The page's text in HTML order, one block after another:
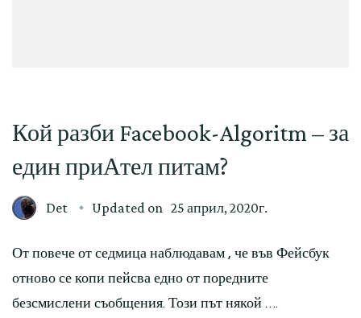
Кой разби Facebook-Algoritm – за
един приАтел питам?
Det Updated on 25 април, 2020г.
От повече от седмица наблюдавам , че във Фейсбук
отново се копи пейсва едно от поредните
безсмислени съобщения. Този път някой ….